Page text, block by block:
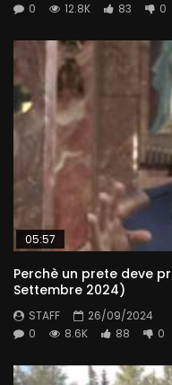
0
12.8K 83 0
05:57
Perchè un prete deve
Settembre 2024)
STAFF
26/09/2024
0
8.6K 88 0